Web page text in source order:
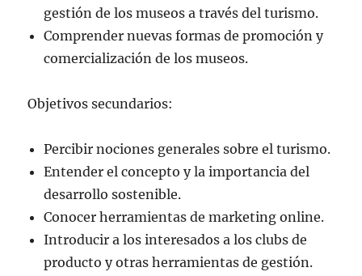
gestión de los museos a través del turismo.
Comprender nuevas formas de promoción y
comercialización de los museos.
Objetivos secundarios:
Percibir nociones generales sobre el turismo.
Entender el concepto y la importancia del
desarrollo sostenible.
Conocer herramientas de marketing online.
Introducir a los interesados a los clubs de
producto y otras herramientas de gestión.